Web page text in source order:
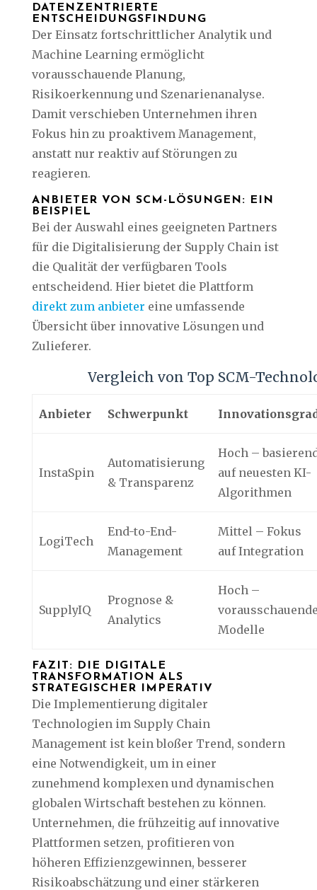
DATENZENTRIERTE
ENTSCHEIDUNGSFINDUNG
Der Einsatz fortschrittlicher Analytik und
Machine Learning ermöglicht
vorausschauende Planung,
Risikoerkennung und Szenarienanalyse.
Damit verschieben Unternehmen ihren
Fokus hin zu proaktivem Management,
anstatt nur reaktiv auf Störungen zu
reagieren.
ANBIETER VON SCM-LÖSUNGEN: EIN
BEISPIEL
Bei der Auswahl eines geeigneten Partners
für die Digitalisierung der Supply Chain ist
die Qualität der verfügbaren Tools
entscheidend. Hier bietet die Plattform
direkt zum anbieter eine umfassende
Übersicht über innovative Lösungen und
Zulieferer.
Vergleich von Top SCM-
Anbieter Schwerpunkt
InstaSpin
Automatisierung
& Transparenz
Hoch –
auf neuesten KI-
Algorithmen
LogiTech
End-to-End-
Management
Mittel – Fokus
auf Integration
SupplyIQ
Prognose &
Analytics
Hoch –
Modelle
FAZIT: DIE DIGITALE
TRANSFORMATION ALS
STRATEGISCHER IMPERATIV
Die Implementierung digitaler
Technologien im Supply Chain
Management ist kein bloßer Trend, sondern
eine Notwendigkeit, um in einer
zunehmend komplexen und dynamischen
globalen Wirtschaft bestehen zu können.
Unternehmen, die frühzeitig auf innovative
Plattformen setzen, profitieren von
höheren Effizienzgewinnen, besserer
Risikoabschätzung und einer stärkeren